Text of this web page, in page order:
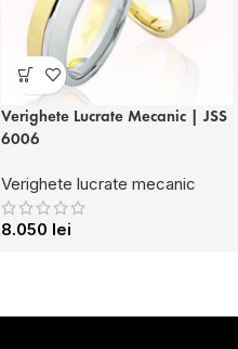
Verighete Lucrate Mecanic | JSS
6006
Verighete lucrate mecanic
8.050 lei